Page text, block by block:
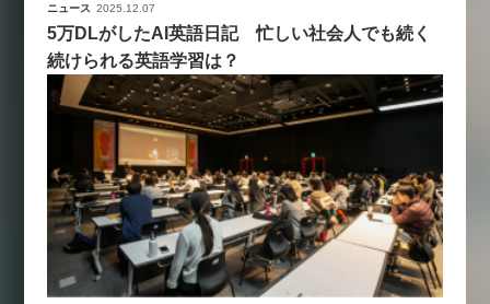
ニュース 2025.12.07
5万DLがしたAI英語日記 忙しい社会人でも続く
続けられる英語学習は？